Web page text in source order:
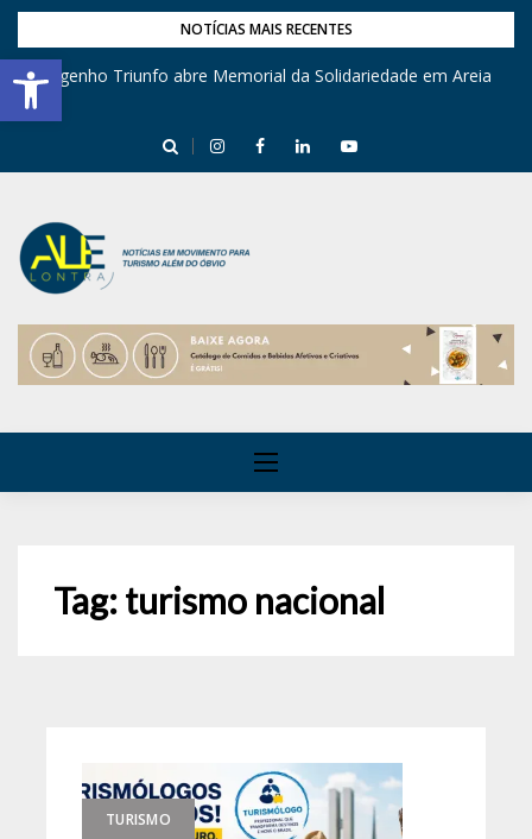
Barra de Ferramentas Aberta
NOTÍCIAS MAIS RECENTES
Engenho Triunfo abre Memorial da Solidariedade em Areia
Tag:turismo nacional
TURISMO